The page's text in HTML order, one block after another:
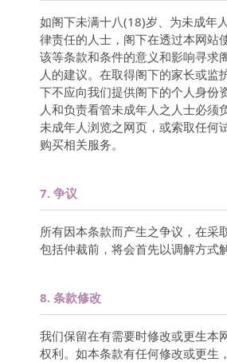
如阁下未满十八(18)岁、为未成年
律责任的人士，阁下在透过本网站
该等条款和条件的意义和影响寻求
人的建议。在取得阁下的家长或监
下不应向我们提供阁下的个人身份
人和负责看管未成年人之人士必须
未成年人浏览之网页，或索取任何
购买相关服务。
7. 争议
所有因本条款而产生之争议，在采
包括仲裁前，将会首先以调解方式解
8. 条款修改
我们保留在有需要时修改或更生本
权利。如本条款有任何修改或更生